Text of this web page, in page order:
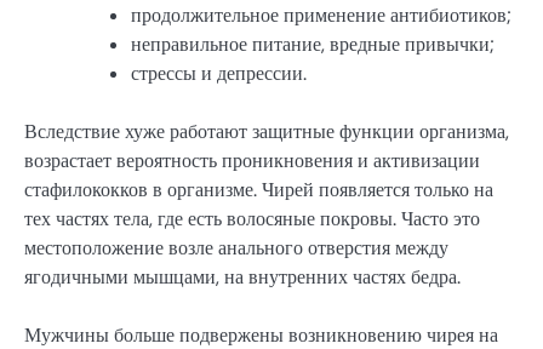
продолжительное применение антибиотиков;
неправильное питание, вредные привычки;
стрессы и депрессии.
Вследствие хуже работают защитные функции организма,
возрастает вероятность проникновения и активизации
стафилококков в организме. Чирей появляется только на
тех частях тела, где есть волосяные покровы. Часто это
местоположение возле анального отверстия между
ягодичными мышцами, на внутренних частях бедра.
Мужчины больше подвержены возникновению чирея на